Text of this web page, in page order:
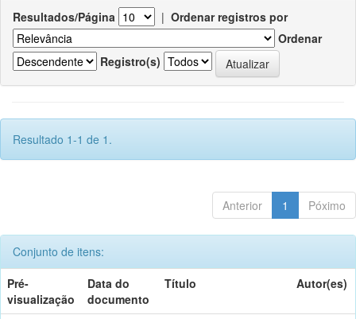
Resultados/Página | Ordenar registros por
Ordenar
Registro(s)
Resultado 1-1 de 1.
Anterior 1 Póximo
Conjunto de itens:
Pré-
visualização
Data do
documento
Título Autor(es)